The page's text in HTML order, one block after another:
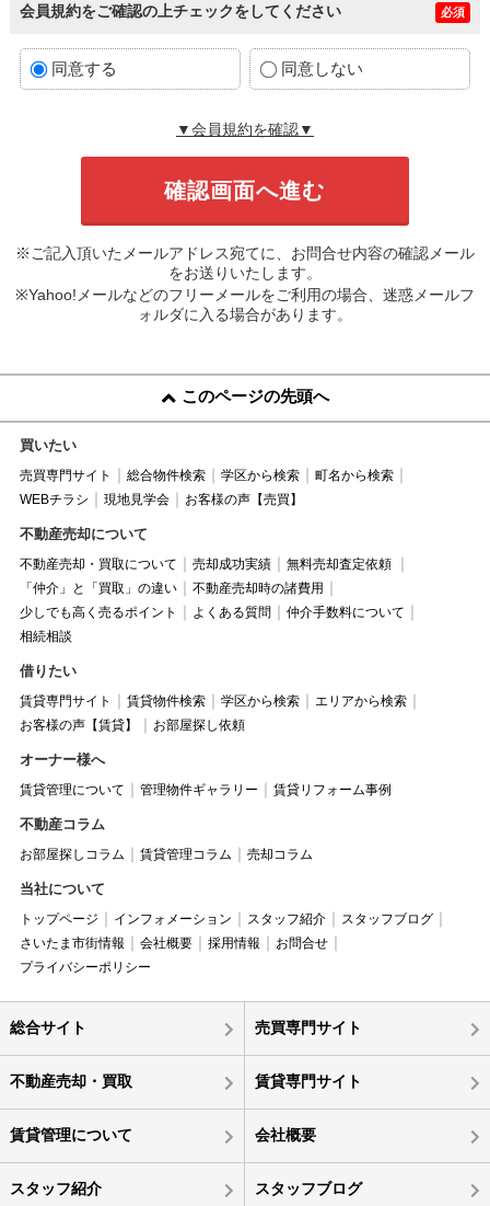
会員規約をご確認の上チェックをしてください 必須
同意する 同意しない
▼会員規約を確認▼
※ご記入頂いたメールアドレス宛てに、お問合せ内容の確認メール
をお送りいたします。
※Yahoo!メールなどのフリーメールをご利用の場合、迷惑メールフ
ォルダに入る場合があります。
このページの先頭へ
買いたい
売買専門サイト 総合物件検索 学区から検索
町名から検索
WEBチラシ
現地見学会 お客様の声【売買】
不動産売却について
不動産売却・買取について 売却成功実績
無料売却査定依頼
「仲介」と「買取」の違い
不動産売却時の諸費用
少しでも高く売るポイント
よくある質問
仲介手数料について
相続相談
借りたい
賃貸専門サイト 賃貸物件検索 学区から検索
エリアから検索
お客様の声【賃貸】
お部屋探し依頼
オーナー様へ
賃貸管理について 管理物件ギャラリー 賃貸リフォーム事例
不動産コラム
お部屋探しコラム 賃貸管理コラム 売却コラム
当社について
トップページ インフォメーション スタッフ紹介
スタッフブログ
さいたま市街情報
会社概要 採用情報
お問合せ
プライバシーポリシー
総合サイト 売買専門サイト
不動産売却・買取 賃貸専門サイト
賃貸管理について 会社概要
スタッフ紹介 スタッフブログ